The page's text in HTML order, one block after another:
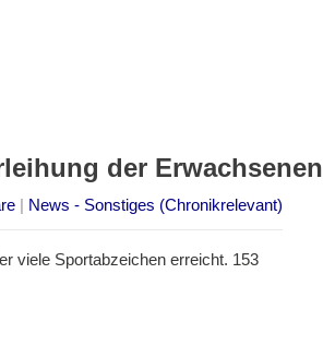
der Erwachsenen
| News - Sonstiges (Chronikrelevant)
viele Sportabzeichen erreicht. 153